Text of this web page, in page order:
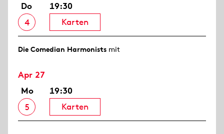
Do
4
19:30
Karten
Die Comedian Harmonists mit
Apr 27
Mo
5
19:30
Karten